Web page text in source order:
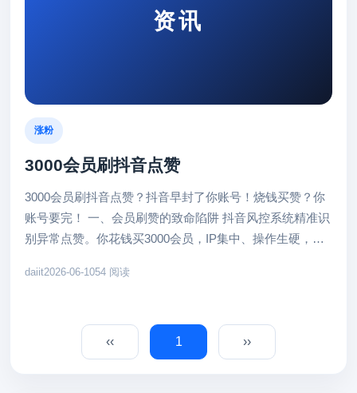
资讯
涨粉
3000会员刷抖音点赞
3000会员刷抖音点赞？抖音早封了你账号！烧钱买赞？你
账号要完！ 一、会员刷赞的致命陷阱 抖音风控系统精准识
别异常点赞。你花钱买3000会员，IP集中、操作生硬，系
daiit2026-06-1054 阅读
‹‹ 1 ››